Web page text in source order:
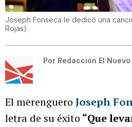
Joseph Fonseca le dedicó una
Rojas)
Por Redacción El Nuevo
El merenguero Joseph
letra de su éxito “Que